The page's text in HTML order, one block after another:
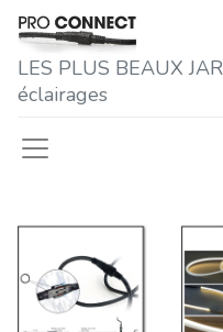
LES P​LUS BEAUX
éclairages